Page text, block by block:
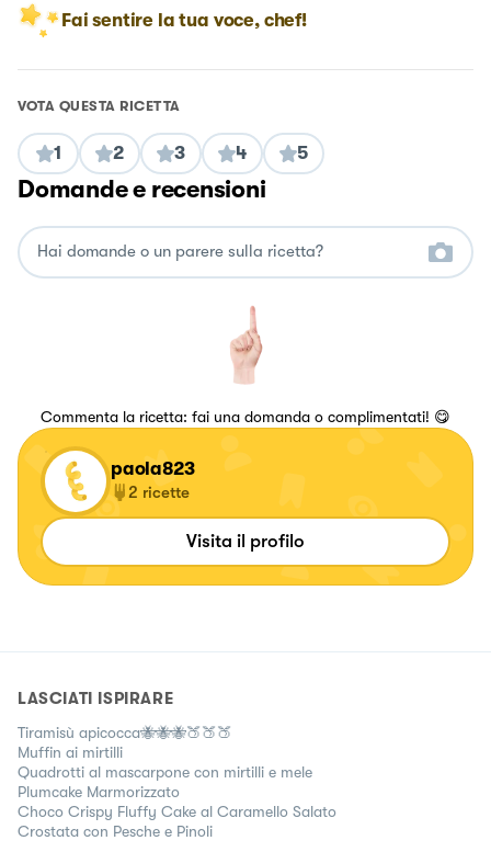
Fai sentire la tua voce, chef!
VOTA QUESTA RICETTA
1 2 3 4 5
Domande e recensioni
Commenta la ricetta: fai una domanda o complimentati! 😋
paola823
2 ricette
Visita il profilo
LASCIATI ISPIRARE
Tiramisù apicocca🐝🐝🐝🍑🍑🍑
Muffin ai mirtilli
Quadrotti al mascarpone con mirtilli e mele
Plumcake Marmorizzato
Choco Crispy Fluffy Cake al Caramello Salato
Crostata con Pesche e Pinoli